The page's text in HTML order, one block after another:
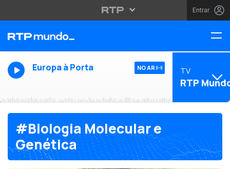
Entrar
Europa à Porta NO AR TV
RTP
#Biologia Molecular e
Genética